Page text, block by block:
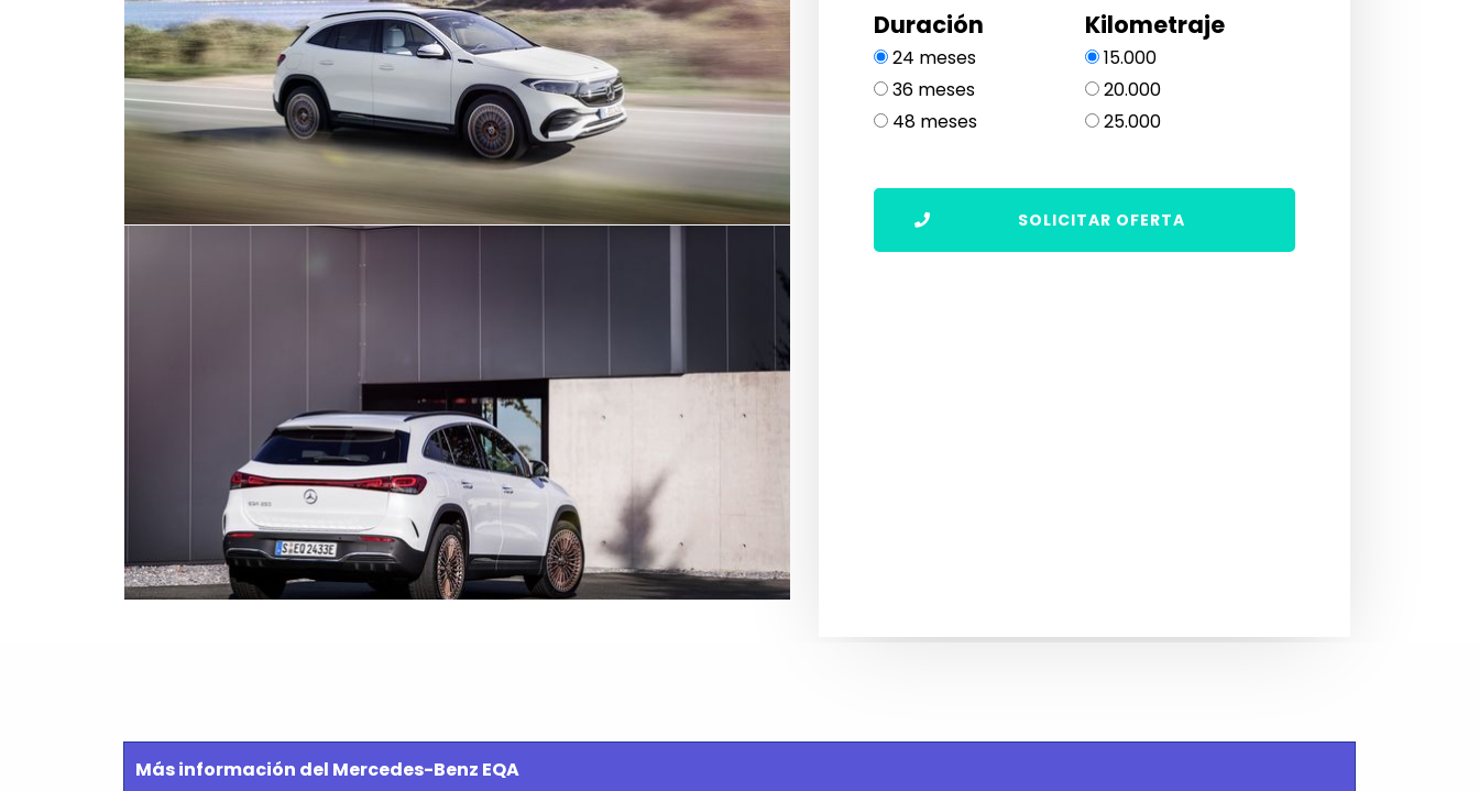
Duración
24 meses
36 meses
48 meses
Kilometraje
15.000
20.000
25.000
SOLICITAR OFERTA
Más información del Mercedes-Benz EQA